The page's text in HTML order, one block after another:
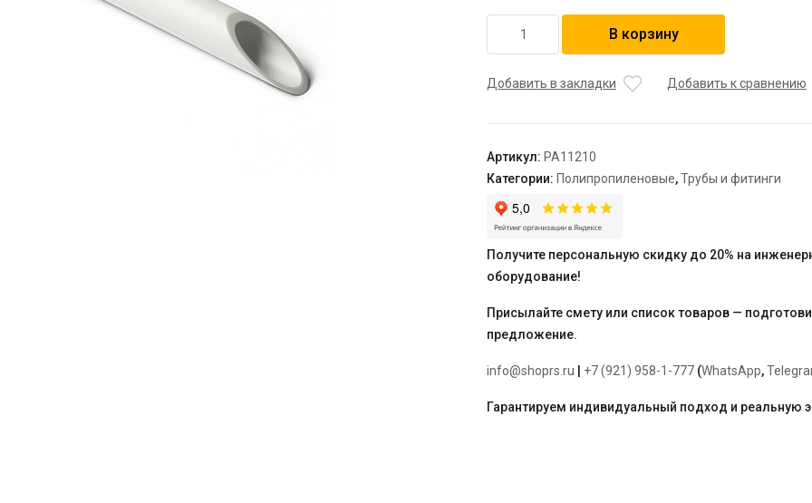
товара
SDR
бел.
"PRO
AQUA",
отрезками
2
метра
В корзину
Добавить в закладки Добавить к сравнению
Артикул: PA11210
Категории: Полипропиленовые,Трубы и фитинги
Получите персональную скидку до 20% на
оборудование!
Присылайте смету или список товаров —
предложение.
info@shoprs.ru +7 (921) 958-1-777 (WhatsApp,
Гарантируем индивидуальный подход и реальную